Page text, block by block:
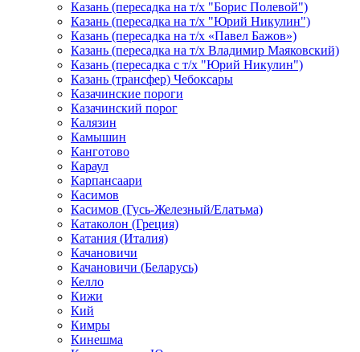
Казань (пересадка на т/х "Борис Полевой")
Казань (пересадка на т/х "Юрий Никулин")
Казань (пересадка на т/х «Павел Бажов»)
Казань (пересадка на т/х Владимир Маяковский)
Казань (пересадка с т/х "Юрий Никулин")
Казань (трансфер) Чебоксары
Казачинские пороги
Казачинский порог
Калязин
Камышин
Канготово
Караул
Карпансаари
Касимов
Касимов (Гусь-Железный/Елатьма)
Катаколон (Греция)
Катания (Италия)
Качановичи
Качановичи (Беларусь)
Келло
Кижи
Кий
Кимры
Кинешма